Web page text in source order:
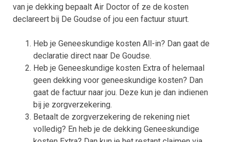
van je dekking bepaalt Air Doctor of ze de kosten
declareert bij De Goudse of jou een factuur stuurt.
Heb je Geneeskundige kosten All-in? Dan gaat de
declaratie direct naar De Goudse.
Heb je Geneeskundige kosten Extra of helemaal
geen dekking voor geneeskundige kosten? Dan
gaat de factuur naar jou. Deze kun je dan indienen
bij je zorgverzekering.
Betaalt de zorgverzekering de rekening niet
volledig? En heb je de dekking Geneeskundige